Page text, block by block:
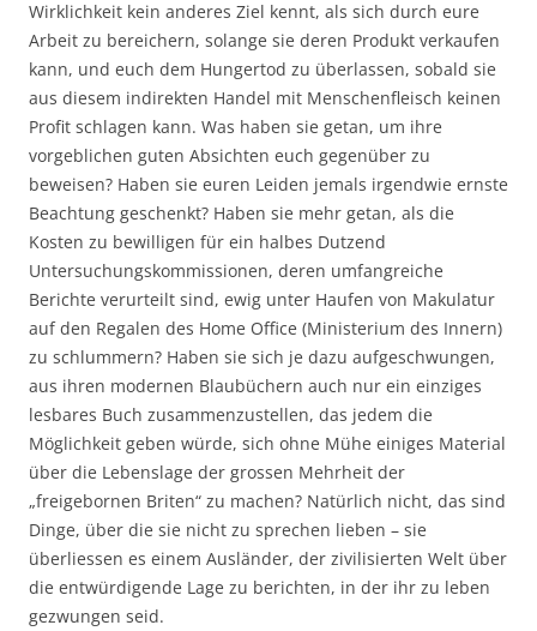
Wirklichkeit kein anderes Ziel kennt, als sich durch eure
Arbeit zu bereichern, solange sie deren Produkt verkaufen
kann, und euch dem Hungertod zu überlassen, sobald sie
aus diesem indirekten Handel mit Menschenfleisch keinen
Profit schlagen kann. Was haben sie getan, um ihre
vorgeblichen guten Absichten euch gegenüber zu
beweisen? Haben sie euren Leiden jemals irgendwie ernste
Beachtung geschenkt? Haben sie mehr getan, als die
Kosten zu bewilligen für ein halbes Dutzend
Untersuchungskommissionen, deren umfangreiche
Berichte verurteilt sind, ewig unter Haufen von Makulatur
auf den Regalen des Home Office (Ministerium des Innern)
zu schlummern? Haben sie sich je dazu aufgeschwungen,
aus ihren modernen Blaubüchern auch nur ein einziges
lesbares Buch zusammenzustellen, das jedem die
Möglichkeit geben würde, sich ohne Mühe einiges Material
über die Lebenslage der grossen Mehrheit der
„freigebornen Briten“ zu machen? Natürlich nicht, das sind
Dinge, über die sie nicht zu sprechen lieben – sie
überliessen es einem Ausländer, der zivilisierten Welt über
die entwürdigende Lage zu berichten, in der ihr zu leben
gezwungen seid.